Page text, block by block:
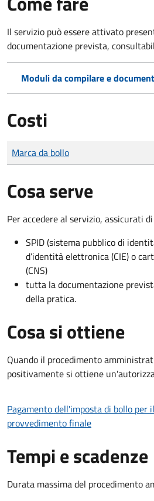
Il servizio può essere attivato
documentazione prevista,
Moduli da compilare e
Costi
Tipo di pagamento
Importo
Marca da bollo
Cosa serve
Per accedere al servizio, assicurati
SPID (sistema pubblico di
d’identità elettronica (CIE) o
(CNS)
tutta la documentazione
della pratica.
Cosa si ottiene
Quando il procedimento
positivamente si ottiene
Pagamento dell'imposta di bollo per
provvedimento finale
Tempi e scadenze
Durata massima del procedimento